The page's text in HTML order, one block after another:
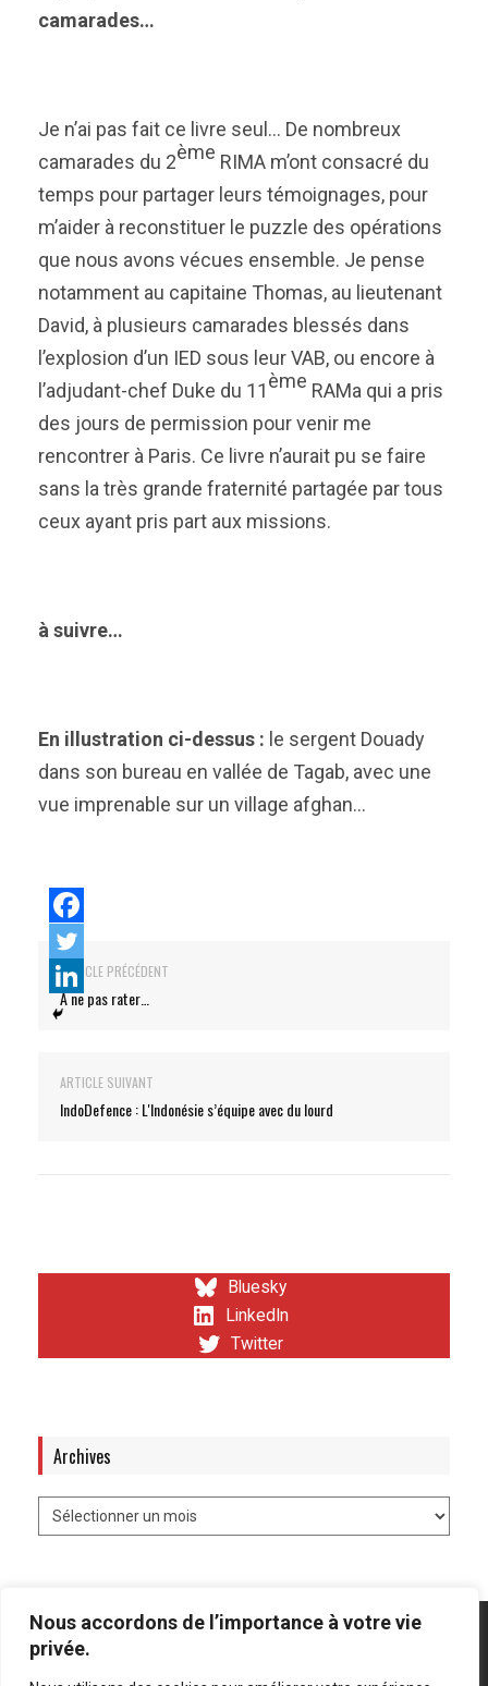
Nous accordons de l’importance à votre vie
privée.
camarades…
Je n’ai pas fait ce livre seul… De nombreux
camarades du 2ème RIMA m’ont consacré du
temps pour partager leurs témoignages, pour
m’aider à reconstituer le puzzle des opérations
que nous avons vécues ensemble. Je pense
notamment au capitaine Thomas, au lieutenant
David, à plusieurs camarades blessés dans
l’explosion d’un IED sous leur VAB, ou encore à
l’adjudant-chef Duke du 11ème RAMa qui a pris
des jours de permission pour venir me
rencontrer à Paris. Ce livre n’aurait pu se faire
sans la très grande fraternité partagée par tous
ceux ayant pris part aux missions.
à suivre…
En illustration ci-dessus : le sergent Douady
dans son bureau en vallée de Tagab, avec une
vue imprenable sur un village afghan…
ARTICLE PRÉCÉDENT
A ne pas rater…
ARTICLE SUIVANT
IndoDefence : L'Indonésie s’équipe avec du lourd
Bluesky
LinkedIn
Twitter
Archives